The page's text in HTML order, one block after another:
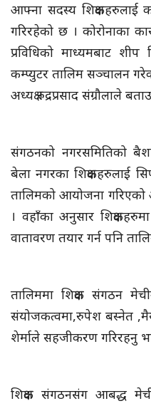
आफ्ना सदस्य शिक्षकहरुलाई
गरिरहेको छ । कोरोनाका
प्रविधिको माध्यमबाट
कम्प्युटर तालिम सञ्चालन
अध्यक्ष रुद्रप्रसाद संग्रौलाले
संगठनको नगरसमितिको
बेला नगरका शिक्षकहरुलाई
तालिमको आयोजना गरिएको
। वहाँका अनुसार
वातावरण तयार गर्न पनि
तालिममा शिक्षक संगठन
संयोजकत्वमा,रुपेश बस्नेत
शेर्माले सहजीकरण गरिरहनु
शिक्षक संगठनसंग आबद्ध